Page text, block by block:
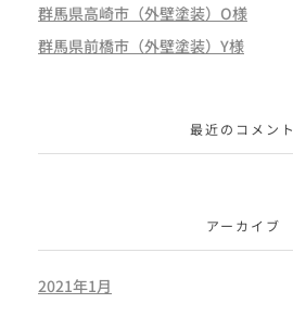
群馬県高崎市（外壁塗装）O様
群馬県前橋市（外壁塗装）Y様
最近のコメント
アーカイブ
2021年1月